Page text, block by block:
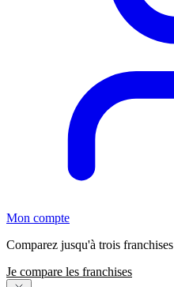
Mon compte
Comparez jusqu'à trois franchises
Je compare les franchises